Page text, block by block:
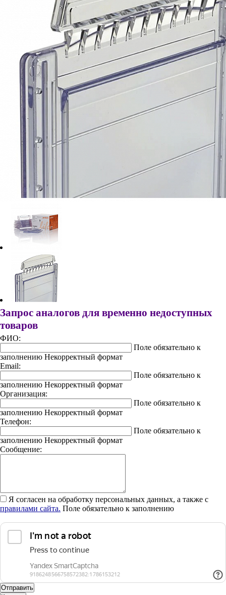
Запрос аналогов для временно недоступных
товаров
ФИО:
Поле обязательно к
заполнению Некорректный формат
Email:
Поле обязательно к
заполнению Некорректный формат
Организация:
Поле обязательно к
заполнению Некорректный формат
Телефон:
Поле обязательно к
заполнению Некорректный формат
Сообщение:
Я согласен на обработку персональных данных, а также с
правилами сайта. Поле обязательно к заполнению